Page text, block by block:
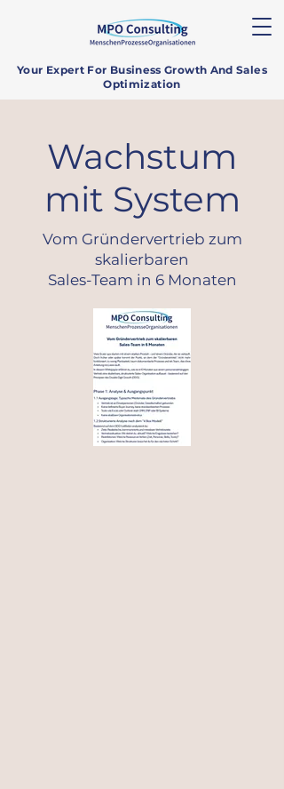
Your Expert For Business Growth And Sales
Optimization
Wachstum
mit System
Vom Gründervertrieb zum
skalierbaren
Sales-Team in 6 Monaten